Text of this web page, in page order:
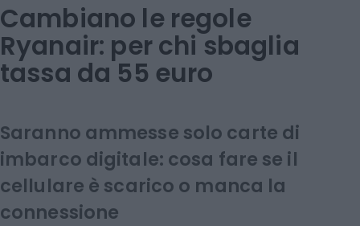
Cambiano le regole
Ryanair: per chi sbaglia
tassa da 55 euro
Saranno ammesse solo carte di
imbarco digitale: cosa fare se il
cellulare è scarico o manca la
connessione